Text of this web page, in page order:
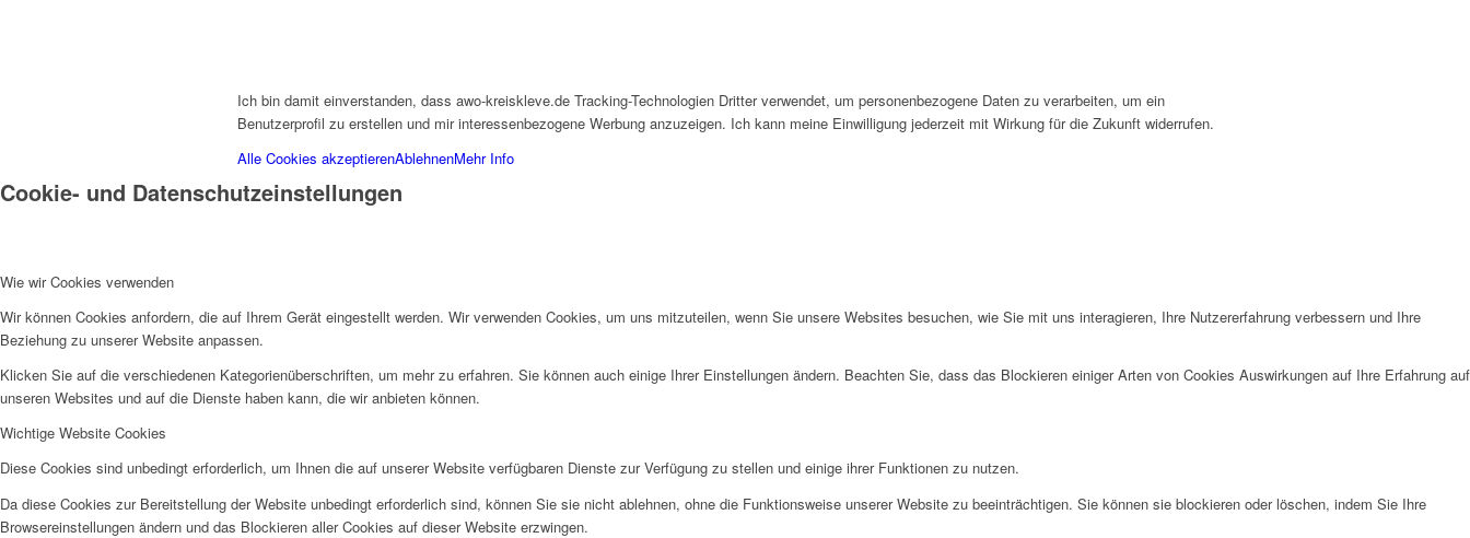
Ich bin damit einverstanden, dass awo-kreiskleve.de Tracking-Technologien Dritter verwendet, um personenbezogene Daten zu verarbeiten, um ein
Benutzerprofil zu erstellen und mir interessenbezogene Werbung anzuzeigen. Ich kann meine Einwilligung jederzeit mit Wirkung für die Zukunft widerrufen.
Alle Cookies akzeptierenAblehnenMehr Info
Cookie- und Datenschutzeinstellungen
Wie wir Cookies verwenden
Wir können Cookies anfordern, die auf Ihrem Gerät eingestellt werden. Wir verwenden Cookies, um uns mitzuteilen, wenn Sie unsere Websites besuchen, wie Sie mit uns interagieren, Ihre Nutzererfahrung verbessern und Ihre
Beziehung zu unserer Website anpassen.
Klicken Sie auf die verschiedenen Kategorienüberschriften, um mehr zu erfahren. Sie können auch einige Ihrer Einstellungen ändern. Beachten Sie, dass das Blockieren einiger Arten von Cookies Auswirkungen auf Ihre Erfahrung auf
unseren Websites und auf die Dienste haben kann, die wir anbieten können.
Wichtige Website Cookies
Diese Cookies sind unbedingt erforderlich, um Ihnen die auf unserer Website verfügbaren Dienste zur Verfügung zu stellen und einige ihrer Funktionen zu nutzen.
Da diese Cookies zur Bereitstellung der Website unbedingt erforderlich sind, können Sie sie nicht ablehnen, ohne die Funktionsweise unserer Website zu beeinträchtigen. Sie können sie blockieren oder löschen, indem Sie Ihre
Browsereinstellungen ändern und das Blockieren aller Cookies auf dieser Website erzwingen.